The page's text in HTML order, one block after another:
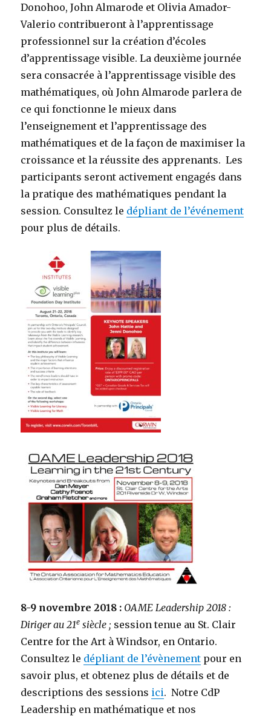
Donohoo, John Almarode et Olivia Amador-
Valerio contribueront à l’apprentissage
professionnel sur la création d’écoles
d’apprentissage visible. La deuxième journée
sera consacrée à l’apprentissage visible des
mathématiques, où John Almarode parlera de
ce qui fonctionne le mieux dans
l’enseignement et l’apprentissage des
mathématiques et de la façon de maximiser la
croissance et la réussite des apprenants. Les
participants seront activement engagés dans
la pratique des mathématiques pendant la
session. Consultez le dépliant de l’événement
pour plus de détails.
8-9 novembre 2018 : OAME Leadership 2018 :
Diriger au 21e siècle ; session tenue au St. Clair
Centre for the Art à Windsor, en Ontario.
Consultez le dépliant de l’évènement pour en
savoir plus, et obtenez plus de détails et de
descriptions des sessions ici. Notre CdP
Leadership en mathématique et nos